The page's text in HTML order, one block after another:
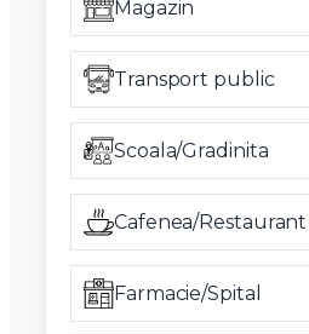
Magazin
Transport public
Scoala/Gradinita
Cafenea/Restaurant
Farmacie/Spital